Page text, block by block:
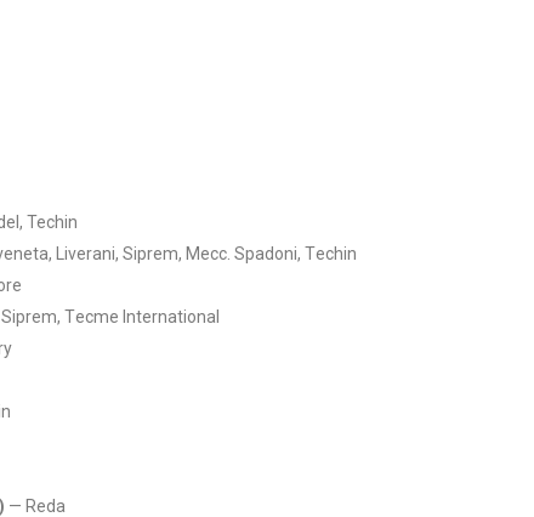
Techin
Liverani, Siprem, Μecc. Spadoni, Τechin
Τecme International
— Reda